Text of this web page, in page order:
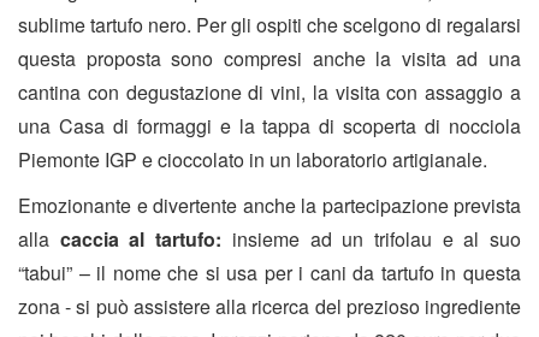
sublime tartufo nero. Per gli ospiti che scelgono di regalarsi
questa proposta sono compresi anche la visita ad una
cantina con degustazione di vini, la visita con assaggio a
una Casa di formaggi e la tappa di scoperta di nocciola
Piemonte IGP e cioccolato in un laboratorio artigianale.
Emozionante e divertente anche la partecipazione prevista
alla caccia al tartufo: insieme ad un trifolau e al suo
“tabui” – il nome che si usa per i cani da tartufo in questa
zona - si può assistere alla ricerca del prezioso ingrediente